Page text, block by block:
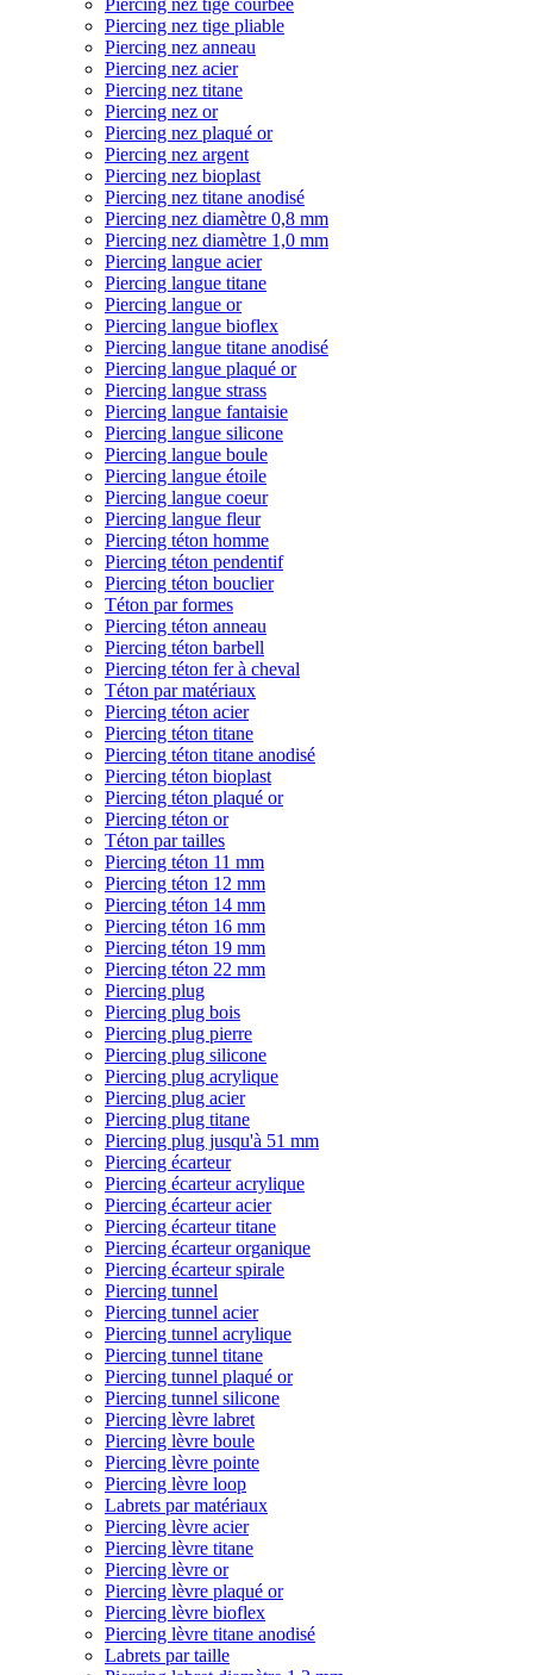
Piercing nez tige courbée
Piercing nez tige pliable
Piercing nez anneau
Piercing nez acier
Piercing nez titane
Piercing nez or
Piercing nez plaqué or
Piercing nez argent
Piercing nez bioplast
Piercing nez titane anodisé
Piercing nez diamètre 0,8 mm
Piercing nez diamètre 1,0 mm
Piercing langue acier
Piercing langue titane
Piercing langue or
Piercing langue bioflex
Piercing langue titane anodisé
Piercing langue plaqué or
Piercing langue strass
Piercing langue fantaisie
Piercing langue silicone
Piercing langue boule
Piercing langue étoile
Piercing langue coeur
Piercing langue fleur
Piercing téton homme
Piercing téton pendentif
Piercing téton bouclier
Téton par formes
Piercing téton anneau
Piercing téton barbell
Piercing téton fer à cheval
Téton par matériaux
Piercing téton acier
Piercing téton titane
Piercing téton titane anodisé
Piercing téton bioplast
Piercing téton plaqué or
Piercing téton or
Téton par tailles
Piercing téton 11 mm
Piercing téton 12 mm
Piercing téton 14 mm
Piercing téton 16 mm
Piercing téton 19 mm
Piercing téton 22 mm
Piercing plug
Piercing plug bois
Piercing plug pierre
Piercing plug silicone
Piercing plug acrylique
Piercing plug acier
Piercing plug titane
Piercing plug jusqu'à 51 mm
Piercing écarteur
Piercing écarteur acrylique
Piercing écarteur acier
Piercing écarteur titane
Piercing écarteur organique
Piercing écarteur spirale
Piercing tunnel
Piercing tunnel acier
Piercing tunnel acrylique
Piercing tunnel titane
Piercing tunnel plaqué or
Piercing tunnel silicone
Piercing lèvre labret
Piercing lèvre boule
Piercing lèvre pointe
Piercing lèvre loop
Labrets par matériaux
Piercing lèvre acier
Piercing lèvre titane
Piercing lèvre or
Piercing lèvre plaqué or
Piercing lèvre bioflex
Piercing lèvre titane anodisé
Labrets par taille